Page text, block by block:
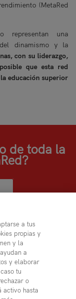
(MetaRed
representan una
dinamismo y la
con su liderazgo,
que esta red
educación superior
de toda la
a tus
propias y
y la
a
y elaborar
tu
o
activo hasta